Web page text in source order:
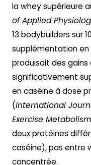
la whey supérieure
of Applied
13 bodybuilders sur
supplémentation
produisait des
significativement
en caséine à dose
(International
Exercise Metabolism
deux protéines
caséine), pas entre
concentrée.